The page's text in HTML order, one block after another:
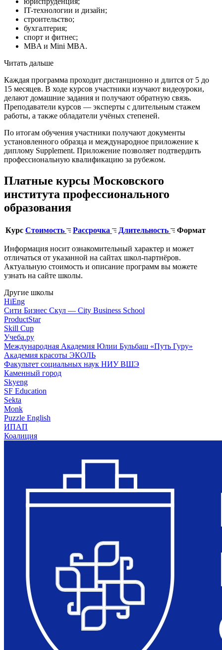
IT-технологии и дизайн;
строительство;
бухгалтерия;
спорт и фитнес;
MBA и Mini MBA.
Читать дальше
Каждая программа проходит дистанционно и длится от 5 до
15 месяцев. В ходе курсов участники изучают видеоуроки,
делают домашние задания и получают обратную связь.
Преподаватели курсов — эксперты с длительным стажем
работы, а также обладатели учёных степеней.
По итогам обучения участники получают документы
установленного образца и международное приложение к
диплому Supplement. Приложение позволяет подтвердить
профессиональную квалификацию за рубежом.
Платные курсы Московского
института профессионального
образования
Курс Стоимость Рассрочка Длительность Формат
Информация носит ознакомительный характер и может
отличаться от указанной на сайтах школ-партнёров.
Актуальную стоимость и описание программ вы можете
узнать на сайте школы.
Другие школы
HiEng
Сити Бизнес Скул — City Business School
ProductStar
Skill Cup
Учеба.ру
Международная Академия Юлии Бульбаш «Путь Гуру»
Академия красоты ЭКОЛЬ
Факультет социальных наук НИУ ВШЭ
Каменный город
Skyeng
SF Education
Sekta
Monk
Puzzle English
ИПАП
Коалиция